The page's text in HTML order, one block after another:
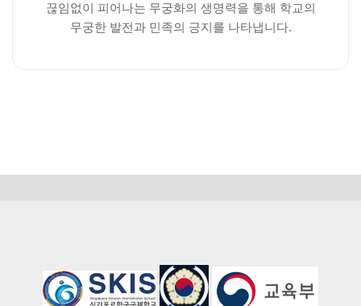
끊임없이 피어나는 무궁화의 생명력을 통해 학교의
무궁한 발전과 민족의 긍지를 나타냅니다.